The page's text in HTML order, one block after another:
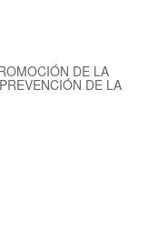
DE LA
DE LA